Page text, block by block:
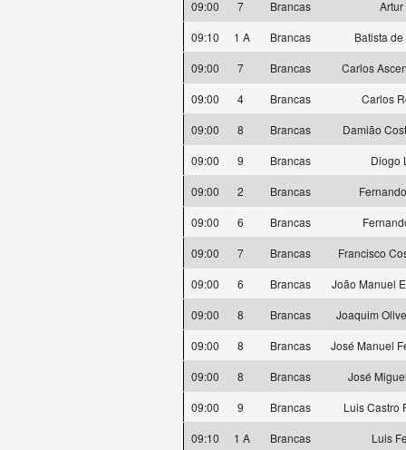
09:00
7 Brancas
Artur
09:10
1 A Brancas
Batista
09:00
7 Brancas
Carlos
09:00
4 Brancas
Carlos
09:00
8 Brancas
Damião
09:00
9 Brancas
Diogo
09:00
2 Brancas
09:00
6 Brancas
09:00
7 Brancas
Francisco
09:00
6 Brancas
João Manuel
09:00
8 Brancas
Joaquim
09:00
8 Brancas
José Manuel
09:00
8 Brancas
José
09:00
9 Brancas
Luis Castro
09:10
1 A Brancas
Luis